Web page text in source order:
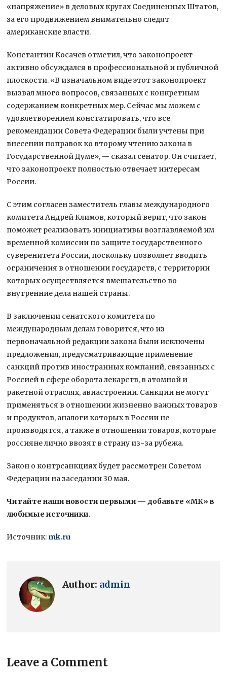
«напряжение» в деловых кругах Соединенных Штатов,
за его продвижением внимательно следят
американские власти.
Константин Косачев отметил, что законопроект
активно обсуждался в профессиональной и публичной
плоскости. «В изначальном виде этот законопроект
вызвал много вопросов, связанных с конкретным
содержанием конкретных мер. Сейчас мы можем с
удовлетворением констатировать, что все
рекомендации Совета Федерации были учтены при
внесении поправок ко второму чтению закона в
Государственной Думе», — сказал сенатор. Он считает,
что законопроект полностью отвечает интересам
России.
С этим согласен заместитель главы международного
комитета Андрей Климов, который верит, что закон
поможет реализовать инициативы возглавляемой им
временной комиссии по защите государственного
суверенитета России, поскольку позволяет вводить
ограничения в отношении государств, с территории
которых осуществляется вмешательство во
внутренние дела нашей страны.
В заключении сенатского комитета по
международным делам говорится, что из
первоначальной редакции закона были исключены
предложения, предусматривающие применение
санкций против иностранных компаний, связанных с
Россией в сфере оборота лекарств, в атомной и
ракетной отраслях, авиастроении. Санкции не могут
применяться в отношении жизненно важных товаров
и продуктов, аналоги которых в России не
производятся, а также в отношении товаров, которые
россияне лично ввозят в страну из-за рубежа.
Закон о контрсанкциях будет рассмотрен Советом
Федерации на заседании 30 мая.
Читайте наши новости первыми — добавьте «МК» в
любимые источники.
Источник: mk.ru
Author: admin
Leave a Comment